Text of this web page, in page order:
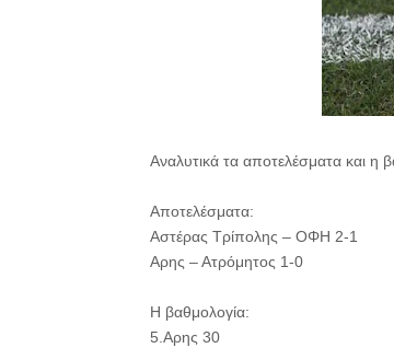
Αναλυτικά τα αποτελέσματα και η
Αποτελέσματα:
Αστέρας Τρίπολης – ΟΦΗ 2-1
Αρης – Ατρόμητος 1-0
Η βαθμολογία:
5.Αρης 30